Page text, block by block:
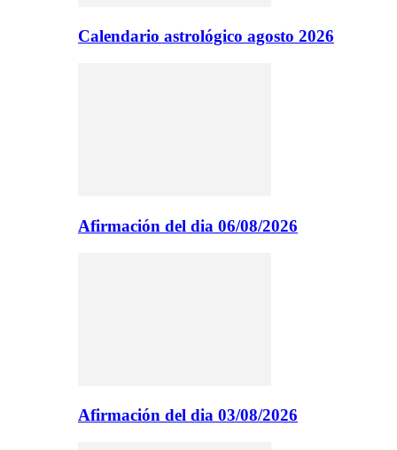
Calendario astrológico agosto 2026
Afirmación del dia 06/08/2026
Afirmación del dia 03/08/2026